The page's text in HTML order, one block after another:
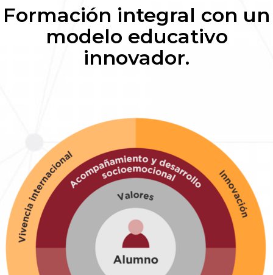
Formación integral con un
modelo educativo
innovador.